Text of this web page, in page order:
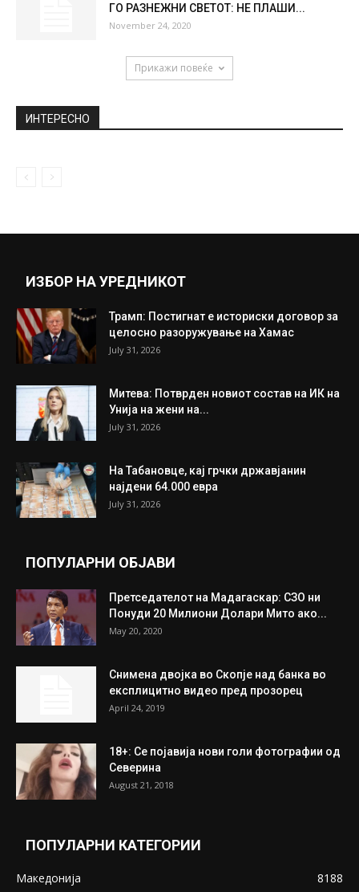
ГО РАЗНЕЖНИ СВЕТОТ: НЕ ПЛАШИ...
November 24, 2020
Прикажи повеќе
ИНТЕРЕСНО
ИЗБОР НА УРЕДНИКОТ
Трамп: Постигнат е историски договор за
целосно разоружување на Хамас
July 31, 2026
Митева: Потврден новиот состав на ИК на
Унија на жени на...
July 31, 2026
На Табановце, кај грчки државјанин
најдени 64.000 евра
July 31, 2026
ПОПУЛАРНИ ОБЈАВИ
Претседателот на Мадагаскар: СЗО ни
Понуди 20 Милиони Долари Мито ако...
May 20, 2020
Снимена двојка во Скопје над банка во
експлицитно видео пред прозорец
April 24, 2019
18+: Се појавија нови голи фотографии од
Северина
August 21, 2018
ПОПУЛАРНИ КАТЕГОРИИ
Македонија
8188